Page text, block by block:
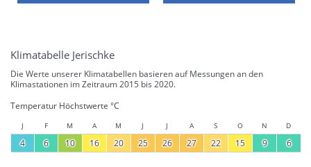
Klimatabelle Jerischke
Die Werte unserer Klimatabellen basieren auf Messungen an den
Klimastationen im Zeitraum 2015 bis 2020.
Temperatur Höchstwerte °C
J F M A M J J A S O N D
4 6 10 16 20 25 26 27 22 15 9 6